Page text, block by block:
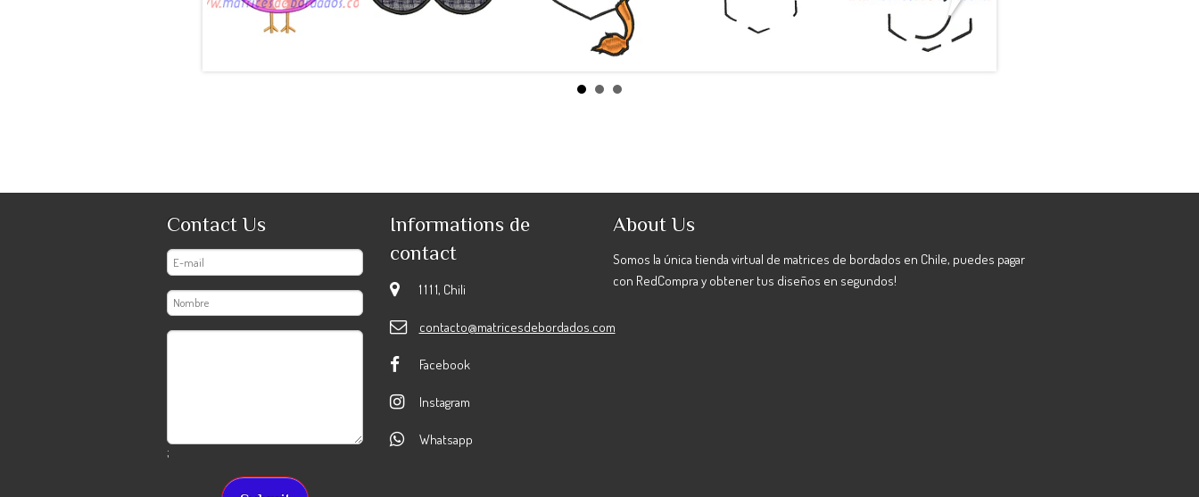
$990 $990 $990 $990
Contact Us
;
Informations de
contact
1 1 1 1, Chili
contacto@matricesdebordados.com
Facebook
Instagram
Whatsapp
About Us
Somos la única tienda virtual de matrices de bordados en Chile, puedes pagar
con RedCompra y obtener tus diseños en segundos!